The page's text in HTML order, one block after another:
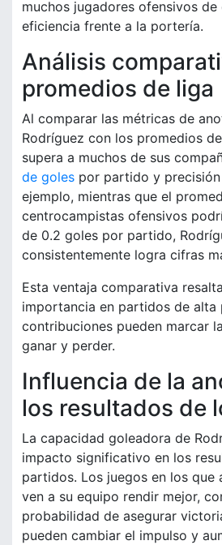
muchos jugadores ofensivos
eficiencia frente a la portería.
Análisis
promedios de liga
Al comparar las métricas de
Rodríguez con los promedios
supera a muchos de sus
de goles por partido y
ejemplo, mientras que el
centrocampistas ofensivos
de 0.2 goles por partido,
consistentemente logra cifras
Esta ventaja comparativa
importancia en partidos de alta
contribuciones pueden marcar
ganar y perder.
Influencia de la
los resultados de
La capacidad goleadora de
impacto significativo en los
partidos. Los juegos en los que
ven a su equipo rendir mejor,
probabilidad de asegurar
pueden cambiar el impulso y